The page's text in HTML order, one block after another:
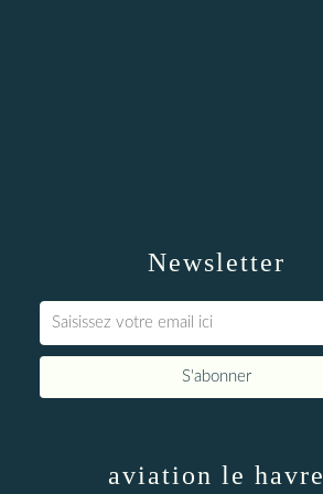
Newsletter
aviation le havre